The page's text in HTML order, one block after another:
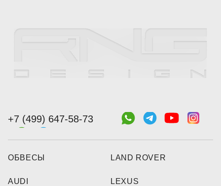
+7 (499) 647-58-73
ОБВЕСЫ
AUDI
LAND ROVER
LEXUS